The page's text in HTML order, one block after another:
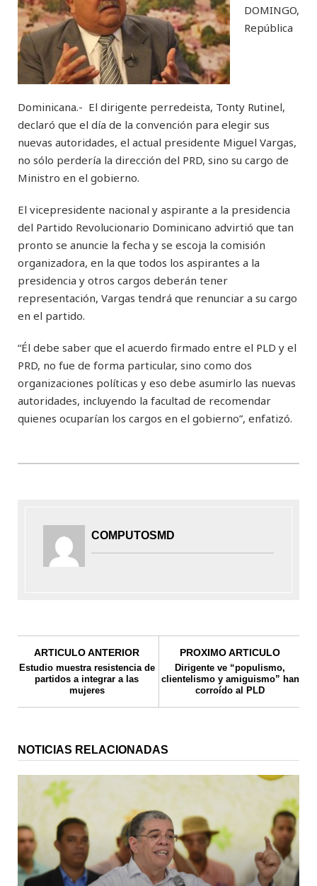
DOMINGO,
República
Dominicana.- El dirigente perredeista, Tonty Rutinel,
declaró que el día de la convención para elegir sus
nuevas autoridades, el actual presidente Miguel Vargas,
no sólo perdería la dirección del PRD, sino su cargo de
Ministro en el gobierno.
El vicepresidente nacional y aspirante a la presidencia
del Partido Revolucionario Dominicano advirtió que tan
pronto se anuncie la fecha y se escoja la comisión
organizadora, en la que todos los aspirantes a la
presidencia y otros cargos deberán tener
representación, Vargas tendrá que renunciar a su cargo
en el partido.
“Él debe saber que el acuerdo firmado entre el PLD y el
PRD, no fue de forma particular, sino como dos
organizaciones políticas y eso debe asumirlo las nuevas
autoridades, incluyendo la facultad de recomendar
quienes ocuparían los cargos en el gobierno”, enfatizó.
COMPUTOSMD
ARTICULO ANTERIOR
Estudio muestra resistencia de
partidos a integrar a las
mujeres
PROXIMO ARTICULO
Dirigente ve “populismo,
clientelismo y amiguismo” han
corroído al PLD
NOTICIAS RELACIONADAS